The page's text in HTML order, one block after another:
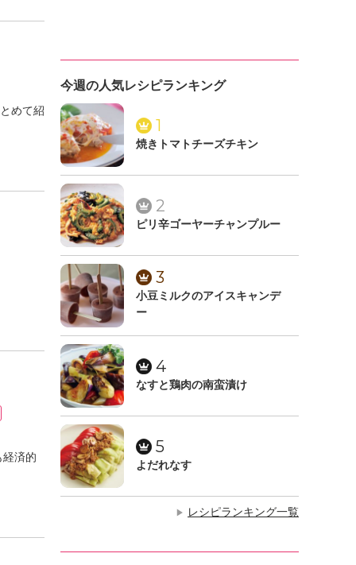
めて紹
経済的
今週の人気レシピランキング
1
焼きトマトチーズチキン
2
ピリ辛ゴーヤーチャンプルー
3
小豆ミルクのアイスキャンデ
ー
4
なすと鶏肉の南蛮漬け
5
よだれなす
▶ レシピランキング一覧